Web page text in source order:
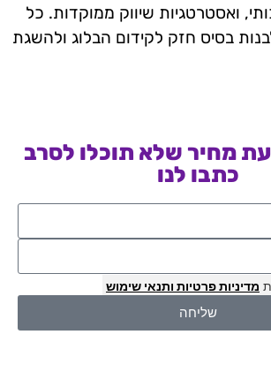
ואסטרטגיות שיווק ממוקדות. כל
בסיס חזק לקידום הבלוג ולהשגת
מחיר שלא תוכלו לסרב
כתבו לנו
מדיניות פרטיות ותנאי שימוש
שליחה